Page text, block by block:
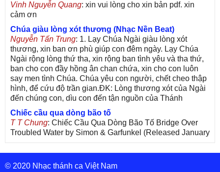
Vinh Nguyễn Quang: xin vui lòng cho xin bản pdf. xin
cảm ơn
Chúa giàu lòng xót thương (Nhạc Nền Beat)
Nguyễn Tấn Trung: 1. Lạy Chúa Ngài giàu lòng xót
thương, xin ban ơn phù giúp con đêm ngày. Lạy Chúa
Ngài rộng lòng thứ tha, xin rộng ban tình yêu và tha thứ,
ban cho con đầy hồng ân chan chứa, xin cho con luôn
say men tình Chúa. Chúa yêu con người, chết cheo thập
hình, để cứu độ trần gian.ĐK: Lòng thương xót của Ngài
đến chúng con, dìu con đến tận nguồn của Thánh
Chiếc cầu qua dòng bão tố
T T Chung: Chiếc Cầu Qua Dòng Bão Tố Bridge Over
Troubled Water by Simon & Garfunkel (Released January
26, 1970) Lời Việt: Nhạc Sĩ Vũ Đức Nghiêm Trình Bày:
Chung Tử Lưu
De Colores! (Lời Việt)
© 2020 Nhạc thánh ca Việt Nam